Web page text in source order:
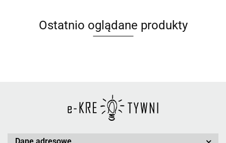
Ostatnio oglądane produkty